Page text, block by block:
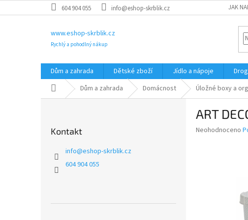
na
604 904 055 info@eshop-skrblik.cz JAK
www.eshop-skrblik.cz
Rychlý a pohodlný nákup
Dům a zahrada Dětské zboží Jídlo a nápoje
Domů Dům a zahrada Domácnost Úložné boxy a
Kontakt
info@eshop-skrblik.cz
604 904 055
ART
Průměrné
Neohodnoceno